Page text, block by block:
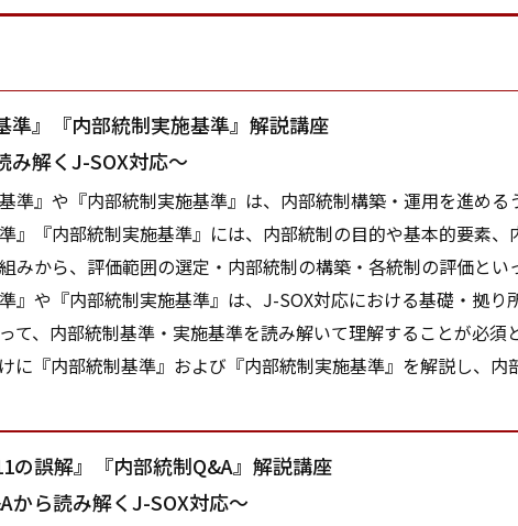
準』『内部統制実施基準』解説講座
み解くJ-SOX対応～
準』や『内部統制実施基準』は、内部統制構築・運用を進める
準』『内部統制実施基準』には、内部統制の目的や基本的要素
みから、評価範囲の選定・内部統制の構築・各統制の評価とい
準』や『内部統制実施基準』は、J-SOX対応における基礎・拠
て、内部統制基準・実施基準を読み解いて理解することが必
に『内部統制基準』および『内部統制実施基準』を解説し、
の誤解』『内部統制Q&A』解説講座
から読み解くJ-SOX対応～